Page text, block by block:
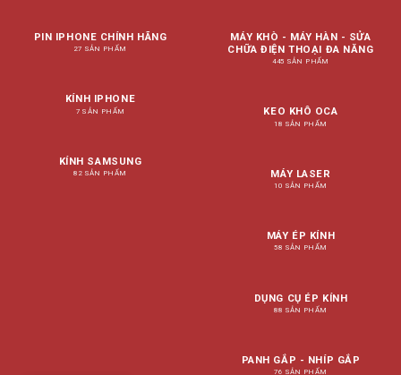
PIN IPHONE CHÍNH HÃNG
27 SẢN PHẨM
KÍNH IPHONE
7 SẢN PHẨM
KÍNH SAMSUNG
82 SẢN PHẨM
MÁY KHÒ - MÁY HÀN - SỬA
CHỮA ĐIỆN THOẠI ĐA NĂNG
445 SẢN PHẨM
KEO KHÔ OCA
18 SẢN PHẨM
MÁY LASER
10 SẢN PHẨM
MÁY ÉP KÍNH
58 SẢN PHẨM
DỤNG CỤ ÉP KÍNH
88 SẢN PHẨM
PANH GẮP - NHÍP GẮP
76 SẢN PHẨM